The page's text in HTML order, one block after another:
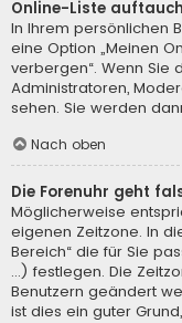
Online-Liste
In Ihrem persönlichen
eine Option „Meinen
verbergen“. Wenn Sie
Administratoren,
sehen. Sie werden
Nach oben
Die Forenuhr geht
Möglicherweise
eigenen Zeitzone. In
Bereich“ die für Sie
...) festlegen. Die
Benutzern geändert
ist dies ein guter